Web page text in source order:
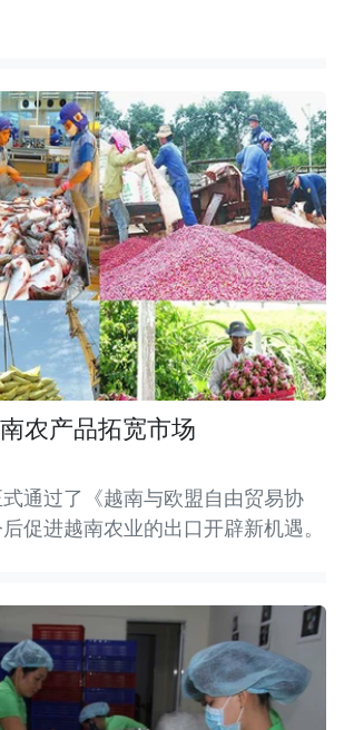
农产品拓宽市场
通过了《越南与欧盟自由贸易协
促进越南农业的出口开辟新机遇。